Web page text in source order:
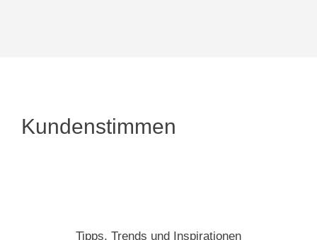
Kundenstimmen
Tipps, Trends und Inspirationen